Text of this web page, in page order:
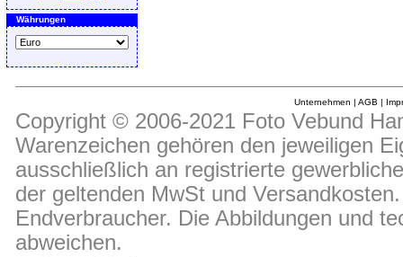
Währungen
Unternehmen | AGB |
Copyright © 2006-2021 Foto Vebund
Warenzeichen gehören den jeweiligen
ausschließlich an registrierte
der geltenden MwSt und
Endverbraucher. Die Abbildungen und
abweichen.